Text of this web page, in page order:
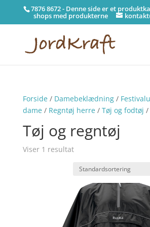
7876 8672 - Denne side er et
shops med produkterne
Forside/ Damebeklædning/
dame/ Regntøj herre/ Tøj og fodtøj /
Tøj og regntøj
Viser 1 resultat